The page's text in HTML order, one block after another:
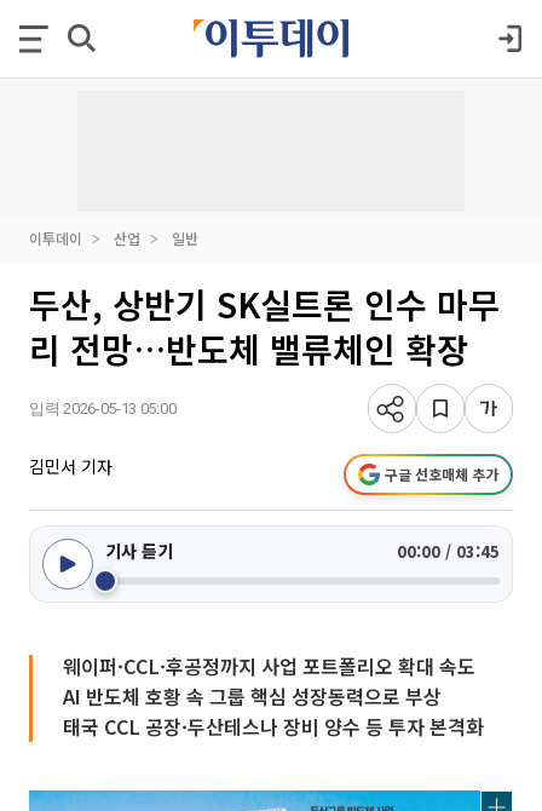
이투데이 산업 일반
두산, 상반기 SK실트론 인수 마무
리 전망…반도체 밸류체인 확장
입력 2026-05-13 05:00
김민서 기자 구글 선호매체 추가
기사 듣기 00:00 / 03:45
웨이퍼·CCL·후공정까지 사업 포트폴리오 확대 속도
AI 반도체 호황 속 그룹 핵심 성장동력으로 부상
태국 CCL 공장·두산테스나 장비 양수 등 투자 본격화